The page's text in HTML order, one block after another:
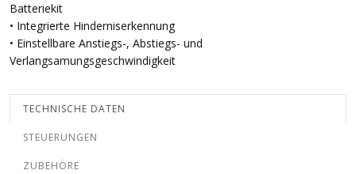
Batteriekit
• Integrierte Hinderniserkennung
• Einstellbare Anstiegs-, Abstiegs- und
Verlangsamungsgeschwindigkeit
TECHNISCHE DATEN
STEUERUNGEN
ZUBEHÖRE